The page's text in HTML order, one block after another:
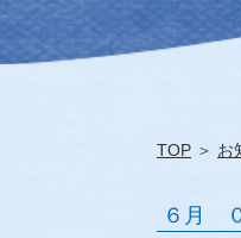
TOP ＞ お
６月